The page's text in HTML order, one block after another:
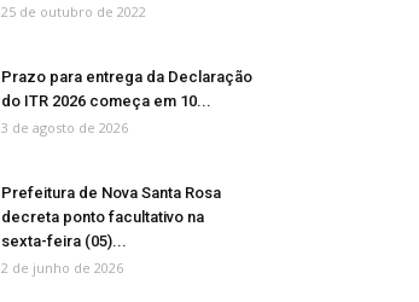
25 de outubro de 2022
Prazo para entrega da Declaração
do ITR 2026 começa em 10...
3 de agosto de 2026
Prefeitura de Nova Santa Rosa
decreta ponto facultativo na
sexta-feira (05)...
2 de junho de 2026